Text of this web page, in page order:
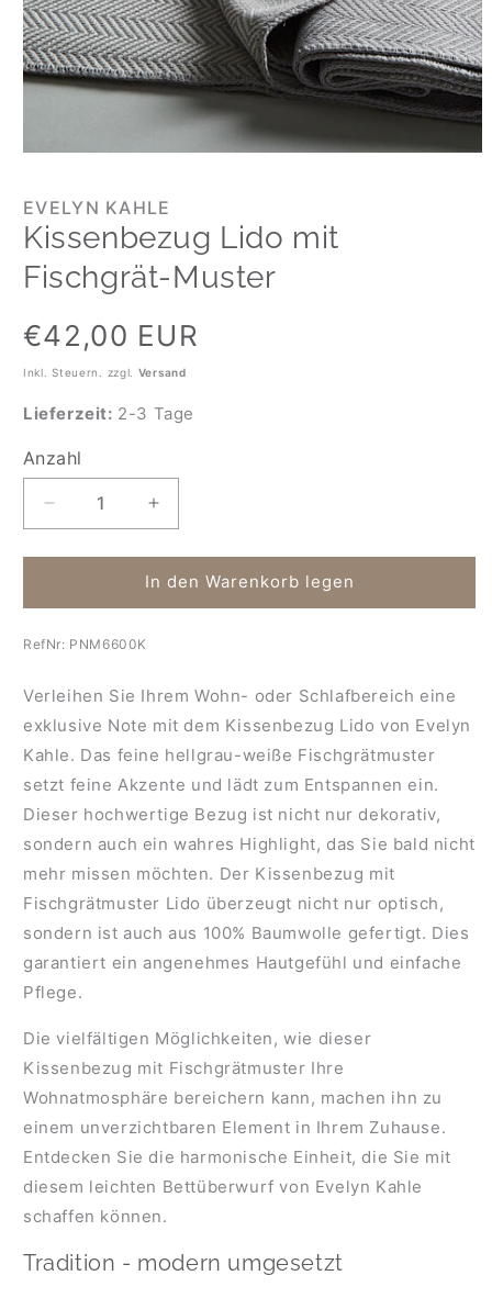
EVELYN KAHLE
Kissenbezug Lido mit
Fischgrät-Muster
Normaler
Preis
€42,00 EUR
Inkl. Steuern. zzgl. Versand
Lieferzeit: 2-3 Tage
Anzahl
Anzahl
Verringere
die
Menge
Kissenbezug
mit
Muster
Erhöhe
die
Menge
für
Kissenbezug
Muster
In den Warenkorb legen
RefNr: PNM6600K
Verleihen Sie Ihrem Wohn- oder Schlafbereich eine
exklusive Note mit dem Kissenbezug Lido von Evelyn
Kahle. Das feine hellgrau-weiße Fischgrätmuster
setzt feine Akzente und lädt zum Entspannen ein.
Dieser hochwertige Bezug ist nicht nur dekorativ,
sondern auch ein wahres Highlight, das Sie bald nicht
mehr missen möchten. Der Kissenbezug mit
Fischgrätmuster Lido überzeugt nicht nur optisch,
sondern ist auch aus 100% Baumwolle gefertigt. Dies
garantiert ein angenehmes Hautgefühl und einfache
Pflege.
Die vielfältigen Möglichkeiten, wie dieser
Kissenbezug mit Fischgrätmuster Ihre
Wohnatmosphäre bereichern kann, machen ihn zu
einem unverzichtbaren Element in Ihrem Zuhause.
Entdecken Sie die harmonische Einheit, die Sie mit
diesem leichten Bettüberwurf von Evelyn Kahle
schaffen können.
Tradition - modern umgesetzt